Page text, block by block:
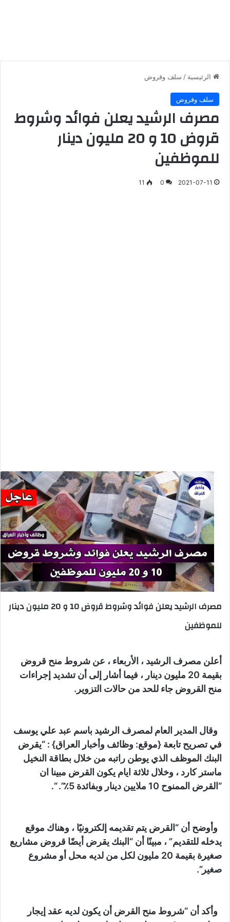
الرئيسية / سلف وقروض
سلف وقروض
مصرف الرشيد يعلن فوائد وشروط
قروض 10 و 20 مليون دينار
للموظفين
2021-07-11
0
11
مصرف الرشيد يعلن فوائد وشروط قروض 10 و 20 مليون دينار
للموظفين
أعلن مصرف الرشيد ، الأربعاء ، عن شروط منح قروض
بقيمة 20 مليون دينار ، فيما أشار إلى أن تشديد إجراءات
منح القروض جاء للحد من حالات التزوير.
وقال المدير العام لمصرف الرشيد باسم عبد علي يوسف
في تصريح تابعة {موقع: وظائف وأخبار العراق} : “يقرض
البنك الموظف الذي يوطن راتبه من خلال بطاقة النخيل
ماستر كارد ، وخلال ثلاثة ايام يكون القرض مبينا ان
“القرض الممنوح 10 ملايين دينار وبفائدة 5٪”. “.
وأوضح أن “القرض يتم تقديمه إلكترونيًا ، وهناك موقع
يدخله للتقديم” ، مبينًا أن “البنك يقرض أيضًا قروض مشاريع
صغيرة بقيمة 20 مليون لكل من لديه محل أو مشروع
صغير”.
وأكد أن “شروط منح القرض أن يكون لديه عقد إيجار